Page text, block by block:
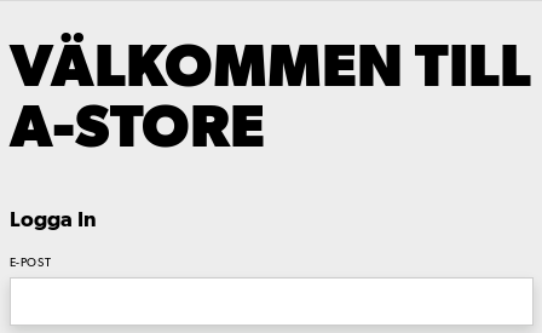
VÄLKOMMEN TILL
A-STORE
Logga In
E-POST